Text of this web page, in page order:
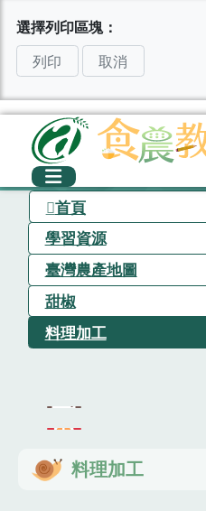
選擇列印區塊：
列印
取消
首頁
學習資源
臺灣農產地圖
甜椒
料理加工
料理加工